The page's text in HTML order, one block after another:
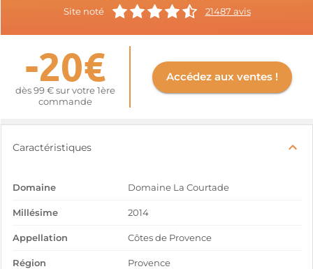
Site noté 21487 avis
-20€
dès 99 € sur votre 1ère
commande
Accédez aux ventes !
Caractéristiques
Domaine Domaine La Courtade
Millésime 2014
Appellation Côtes de Provence
Région Provence